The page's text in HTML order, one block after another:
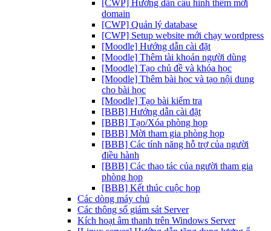
[CWP] Hướng dẫn cấu hình thêm mới
domain
[CWP] Quản lý database
[CWP] Setup website mới chạy wordpress
[Moodle] Hướng dẫn cài đặt
[Moodle] Thêm tài khoản người dùng
[Moodle] Tạo chủ đề và khóa học
[Moodle] Thêm bài học và tạo nội dung
cho bài học
[Moodle] Tạo bài kiểm tra
[BBB] Hướng dẫn cài đặt
[BBB] Tạo/Xóa phòng họp
[BBB] Mời tham gia phòng họp
[BBB] Các tính năng hỗ trợ của người
điều hành
[BBB] Các thao tác của người tham gia
phòng họp
[BBB] Kết thúc cuộc họp
Các dòng máy chủ
Các thông số giám sát Server
Kích hoạt âm thanh trên Windows Server